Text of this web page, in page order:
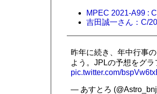
MPEC 2021-A99 :
吉田誠一さん：C/
昨年に続き、年中行事
よう。JPLの予想をグラ
pic.twitter.com/
— あすとろ